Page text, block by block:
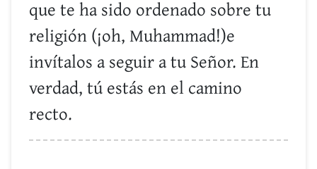
que te ha sido ordenado sobre tu
religión (¡oh, Muhammad!)e
invítalos a seguir a tu Señor. En
verdad, tú estás en el camino
recto.